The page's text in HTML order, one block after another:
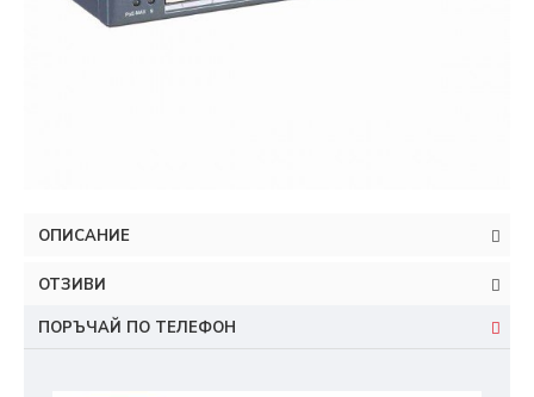
ОПИСАНИЕ
ОТЗИВИ
ПОРЪЧАЙ ПО ТЕЛЕФОН